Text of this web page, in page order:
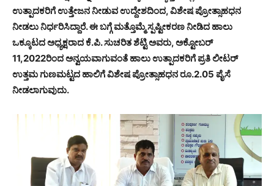
ಉತ್ಪಾದಕರಿಗೆ ಉತ್ತೇಜನ ನೀಡುವ ಉದ್ದೇಶದಿಂದ, ವಿಶೇಷ ಪ್ರೋತ್ಸಾಹಧನ
ನೀಡಲು ನಿರ್ಧರಿಸಿದ್ದಾರೆ. ಈ ಬಗ್ಗೆ ಮತ್ತೊಮ್ಮೆ ಸ್ಪಷ್ಟೀಕರಣ ನೀಡಿದ ಹಾಲು
ಒಕ್ಕೂಟದ ಅಧ್ಯಕ್ಷರಾದ ಕೆ.ಪಿ. ಸುಚರಿತ ಶೆಟ್ಟಿ ಅವರು, ಅಕ್ಟೋಬರ್
11,2022ರಿಂದ ಅನ್ವಯವಾಗುವಂತೆ ಹಾಲು ಉತ್ಪಾದಕರಿಗೆ ಪ್ರತಿ ಲೀಟರ್
ಉತ್ತಮ ಗುಣಮಟ್ಟದ ಹಾಲಿಗೆ ವಿಶೇಷ ಪ್ರೋತ್ಸಾಹಧನ ರೂ.2.05 ಪೈಸೆ
ನೀಡಲಾಗುವುದು.